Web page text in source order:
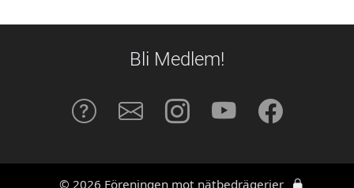
Bli Medlem!
© 2026 Föreningen mot nätbedrägerier